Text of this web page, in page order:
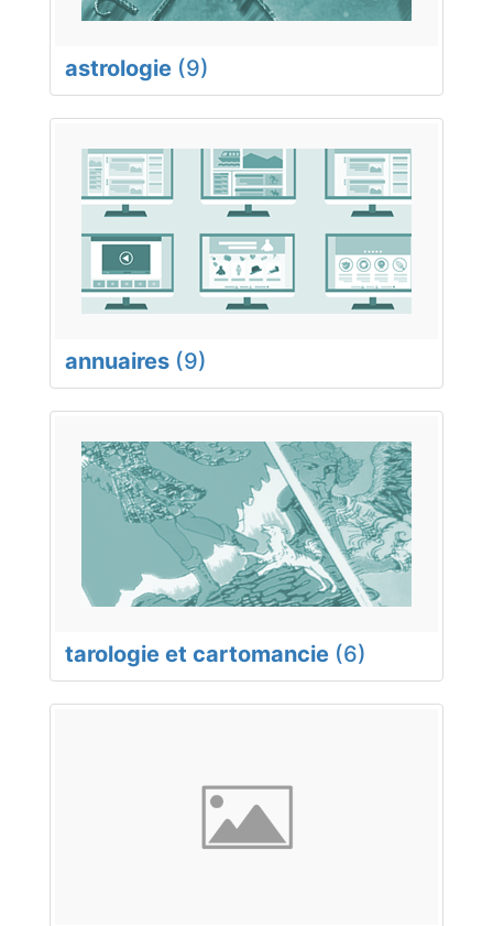
astrologie (9)
annuaires (9)
tarologie et cartomancie (6)